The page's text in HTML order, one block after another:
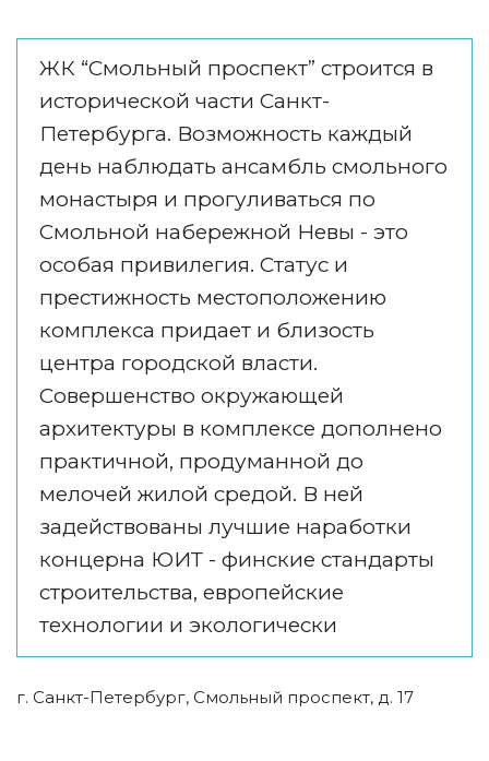
ЖК “Смольный проспект” строится в
исторической части Санкт-
Петербурга. Возможность каждый
день наблюдать ансамбль смольного
монастыря и прогуливаться по
Смольной набережной Невы - это
особая привилегия. Статус и
престижность местоположению
комплекса придает и близость
центра городской власти.
Совершенство окружающей
архитектуры в комплексе дополнено
практичной, продуманной до
мелочей жилой средой. В ней
задействованы лучшие наработки
концерна ЮИТ - финские стандарты
строительства, европейские
технологии и экологически
г. Санкт-Петербург, Смольный проспект, д. 17